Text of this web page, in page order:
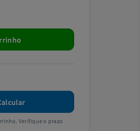
Verifique o prazo